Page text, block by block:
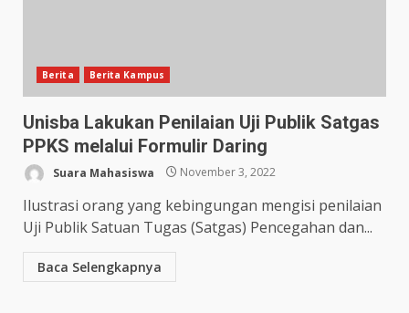
Berita Berita Kampus
Unisba Lakukan Penilaian Uji Publik Satgas
PPKS melalui Formulir Daring
Suara Mahasiswa November 3, 2022
Ilustrasi orang yang kebingungan mengisi penilaian
Uji Publik Satuan Tugas (Satgas) Pencegahan dan...
Baca Selengkapnya